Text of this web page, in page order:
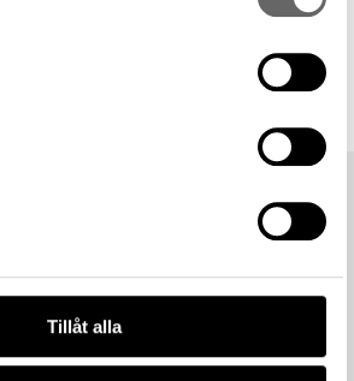
Tillåt alla
(metadata) på denna sida är fri att
licenser hos Statens historiska museer.